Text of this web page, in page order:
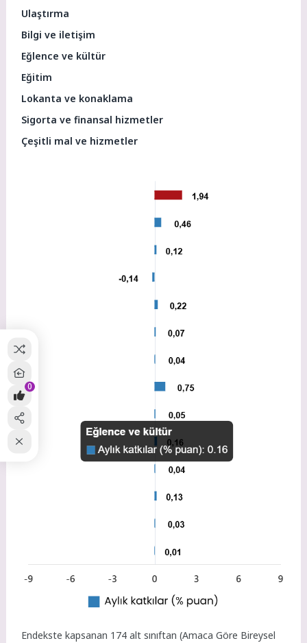
Ulaştırma
Bilgi ve iletişim
Eğlence ve kültür
Eğitim
Lokanta ve konaklama
Sigorta ve finansal hizmetler
Çeşitli mal ve hizmetler
Endekste kapsanan 174 alt sınıftan (Amaca Göre Bireysel
0